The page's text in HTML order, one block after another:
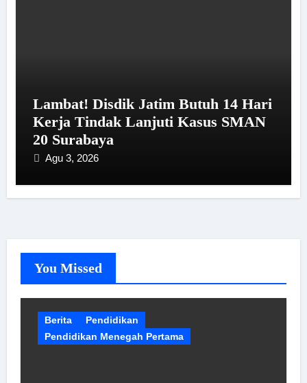
Lambat! Disdik Jatim Butuh 14 Hari
Kerja Tindak Lanjuti Kasus SMAN
20 Surabaya
Agu 3, 2026
You Missed
Berita
Pendidikan
Pendidikan Menegah Pertama